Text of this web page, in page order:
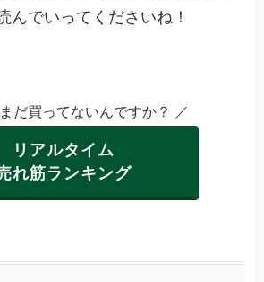
んでいってくださいね！
だ買ってないんですか？ ／
リアルタイム
れ筋ランキング